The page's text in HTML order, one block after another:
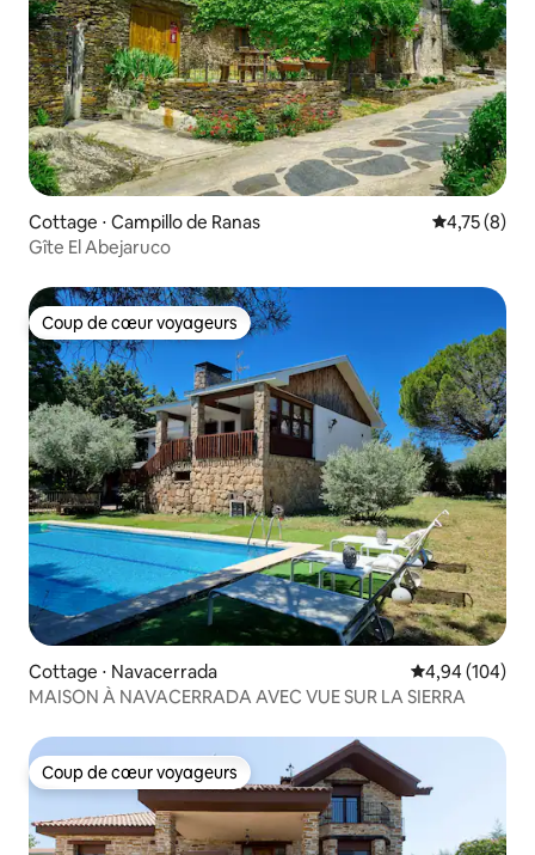
Cottage ⋅ Campillo de Ranas Évaluation
4,75 (8)
Gîte El Abejaruco
Coup de cœur voyageurs
Coup de cœur voyageurs
Cottage ⋅ Navacerrada Évaluation
4,94 (104)
MAISON À NAVACERRADA AVEC VUE SUR LA SIERRA
Coup de cœur voyageurs
Coup de cœur voyageurs